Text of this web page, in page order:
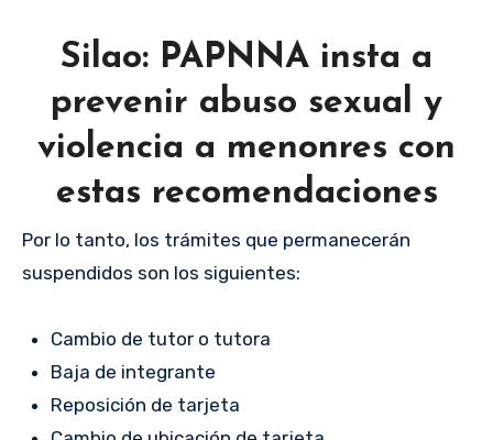
Silao: PAPNNA insta a
prevenir abuso sexual y
violencia a menonres con
estas recomendaciones
Por lo tanto, los trámites que permanecerán
suspendidos son los siguientes:
Cambio de tutor o tutora
Baja de integrante
Reposición de tarjeta